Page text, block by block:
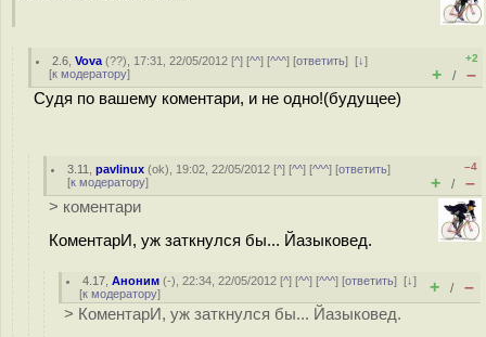
2.6 ,Vova (??), 17:31, 22/05/2012 [^] [^^] [^^^] [ответить][↓]
[к модератору]
+2
+ / –
Судя по вашему коментари, и не одно!(будущее)
3.11 ,pavlinux (ok), 19:02, 22/05/2012 [^] [^^] [^^^] [ответить]
[к модератору]
–4
+ / –
> коментари
КоментарИ, уж заткнулся бы... Йазыковед.
4.17 ,Аноним (-), 22:34, 22/05/2012 [^] [^^] [^^^] [ответить][↓]
[к модератору] + / –
> КоментарИ, уж заткнулся бы... Йазыковед.